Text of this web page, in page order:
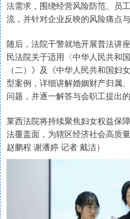
法需求，围绕经营风险防范、员
流，并针对企业反映的风险痛点
随后，法院干警就地开展普法讲
民法院关于适用〈中华人民共和
（二）》及《中华人民共和国妇
型案例，详细讲解婚姻财产归属
问题，并逐一解答与会职工提出
莱西法院将持续聚焦妇女权益保
法覆盖面，为辖区经济社会高质
赵鹏程 谢潘婷 记者 戴洁）